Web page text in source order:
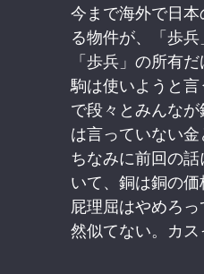
今まで海外で日
る物件が、「歩
「歩兵」の所有
駒は使いようと
で段々とみんな
は言っていない金
ちなみに前回の
いて、銅は銅の価
屁理屈はやめろ
然似てない。カス